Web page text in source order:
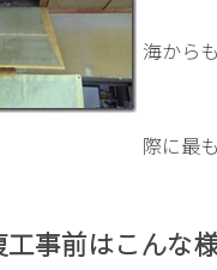
海から
際に最
事前はこんな